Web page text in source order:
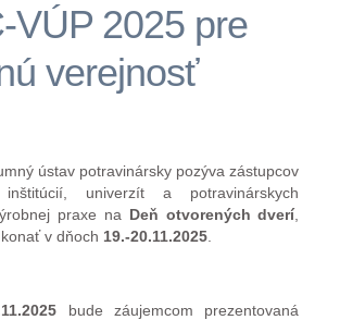
VÚP 2025 pre
verejnosť
ústav potravinársky pozýva zástupcov
inštitúcií, univerzít a potravinárskych
praxe na Deň otvorených dverí,
v dňoch 19.-20.11.2025
bude záujemcom prezentovaná